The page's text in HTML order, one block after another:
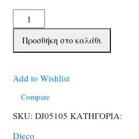
Djeco
Επιτραπέζιο
Μουντζούρης
ποσότητα
Προσθήκη στο καλάθι
Add to Wishlist
Compare
SKU: DJ05105 ΚΑΤΗΓΟΡΙΑ:
Djeco